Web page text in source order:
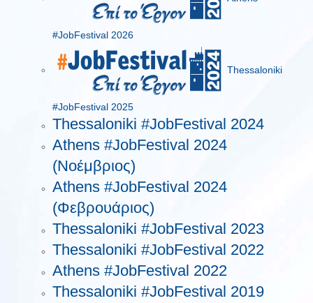
#JobFestival 2026
Thessaloniki
#JobFestival 2025
Thessaloniki #JobFestival 2024
Athens #JobFestival 2024
(Νοέμβριος)
Athens #JobFestival 2024
(Φεβρουάριος)
Thessaloniki #JobFestival 2023
Thessaloniki #JobFestival 2022
Athens #JobFestival 2022
Thessaloniki #JobFestival 2019